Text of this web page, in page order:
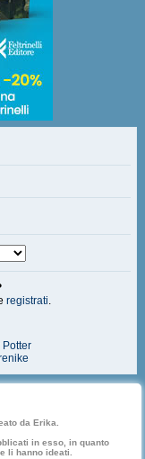
registrati.
Potter
da Erika.
in esso, in quanto
li hanno ideati.